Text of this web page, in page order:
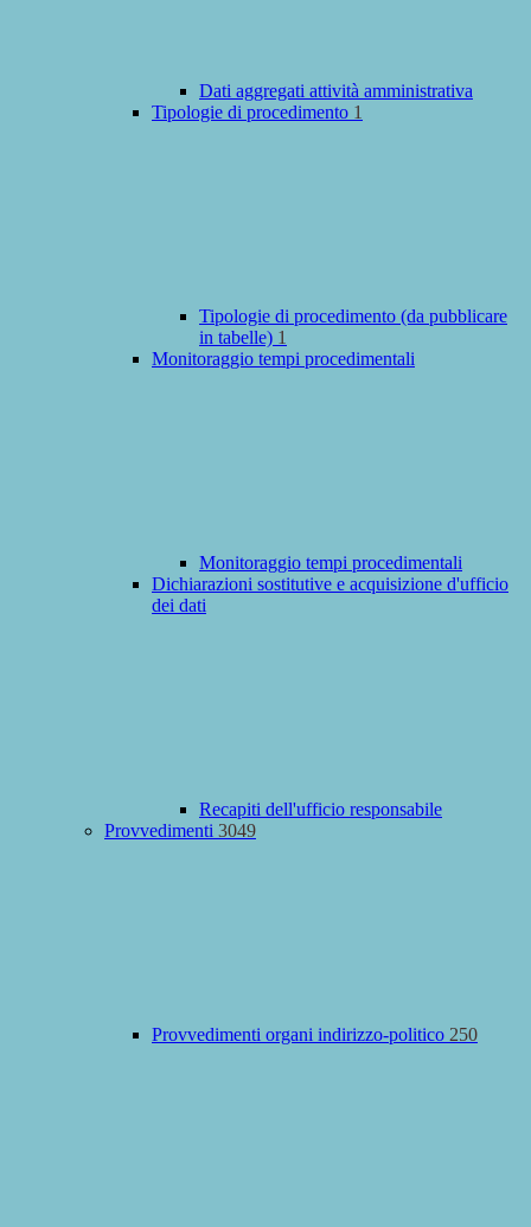
Dati aggregati attività amministrativa
Tipologie di procedimento 1
Tipologie di procedimento (da pubblicare
in tabelle) 1
Monitoraggio tempi procedimentali
Monitoraggio tempi procedimentali
Dichiarazioni sostitutive e acquisizione d'ufficio
dei dati
Recapiti dell'ufficio responsabile
Provvedimenti 3049
Provvedimenti organi indirizzo-politico 250